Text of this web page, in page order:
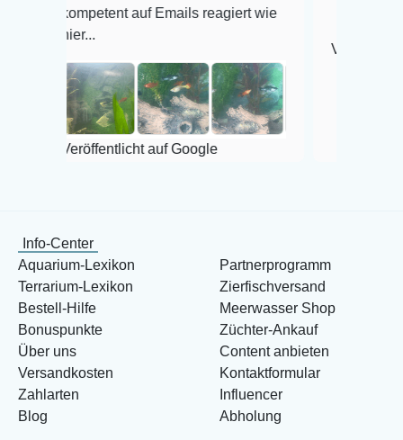
auf Emails reagiert wie
auf Google
Veröffentlicht auf
Info-Center
Aquarium-Lexikon
Terrarium-Lexikon
Bestell-Hilfe
Bonuspunkte
Über uns
Versandkosten
Zahlarten
Blog
Partnerprogramm
Zierfischversand
Meerwasser Shop
Züchter-Ankauf
Content anbieten
Kontaktformular
Influencer
Abholung